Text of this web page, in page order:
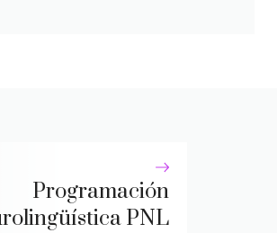
Programación
PNL